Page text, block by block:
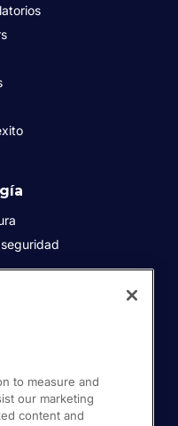
to measure and
our marketing
content and